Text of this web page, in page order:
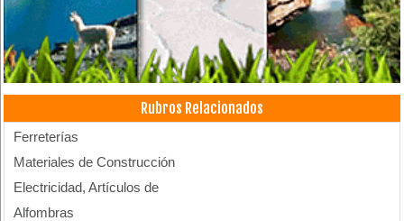
Rubros Relacionados
Ferreterías
Materiales de Construcción
Electricidad, Artículos de
Alfombras